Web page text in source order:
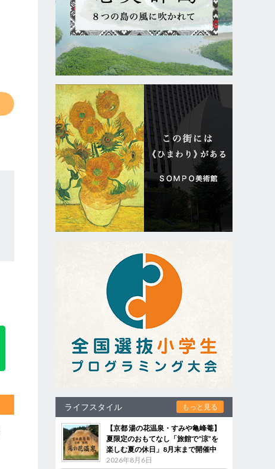
ライフスタイル もっと見る
【京都 湯の花温泉・すみや亀峰菴】
夏限定のおもてなし「旅館で“涼”を
楽しむ夏の休日」8月末まで開催中
2026年8月6日